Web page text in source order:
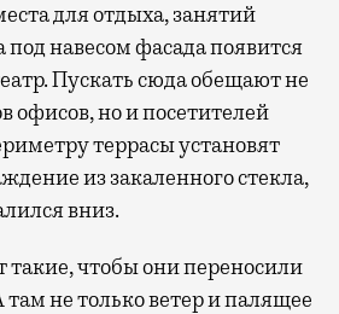
для отдыха, занятий
под навесом фасада появится
Пускать сюда обещают не
офисов, но и посетителей
террасы установят
из закаленного стекла,
вниз.
такие, чтобы они переносили
не только ветер и палящее